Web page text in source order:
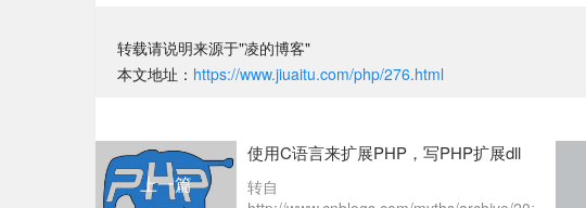
转载请说明来源于"凌的博客"
本文地址： https://www.jiuaitu.com/php/276.html
上一篇
使用C语言来扩展PHP，写PHP扩展dll
转自